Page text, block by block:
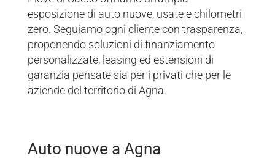
esposizione di auto nuove, usate e chilometri
zero. Seguiamo ogni cliente con trasparenza,
proponendo soluzioni di finanziamento
personalizzate, leasing ed estensioni di
garanzia pensate sia per i privati che per le
aziende del territorio di Agna.
Auto nuove a Agna